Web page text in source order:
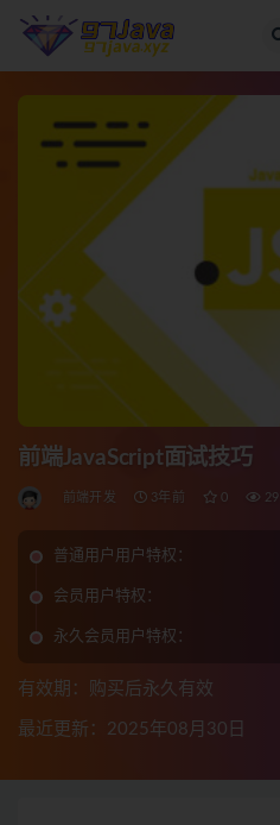
前端JavaScript面试技巧
前端开发 3年前 0 29
普通用户用户特权：
会员用户特权：
永久会员用户特权：
有效期：购买后永久有效
最近更新：2025年08月30日